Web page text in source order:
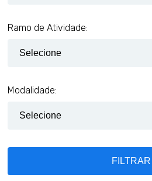
Ramo de Atividade:
Modalidade:
FILTRAR